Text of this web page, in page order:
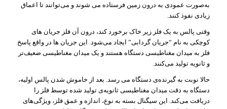
به‌صورت عمودی به درون زمین فرستاده می‌ شوند و می‌توانند تا اعماق
زیادی نفوذ کنند.
وقتی پالس به یک فلز زیر خاک برخورد کند، درون آن فلز جریان‌ های
کوچکی به نام “جریان گردابی” ایجاد می‌شود. این جریان‌ ها در واقع پاسخ
فلز به میدان مغناطیسی دستگاه هستند و یک میدان مغناطیسی ضعیف‌تر
و ثانویه تولید می‌کنند.
حالا نوبت به گیرنده‌ی دستگاه می‌ رسد. بعد از خاموش شدن پالس اولیه،
دستگاه به دقت میدان مغناطیسی ثانویه‌ی تولید شده توسط فلز را
دریافت می‌کند. این سیگنال بسته به نوع، اندازه و عمق فلز، ویژگی‌های